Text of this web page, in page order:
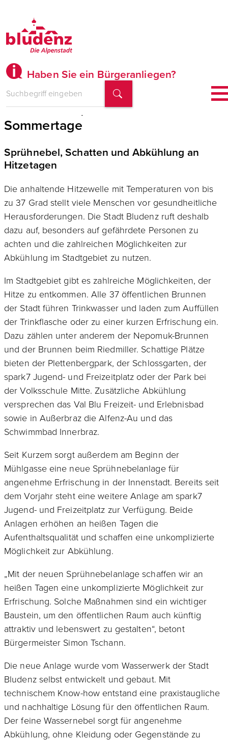
Haben Sie ein Bürgeranliegen?
Gemeinsam ‚cool‘ durch heiße
Sommertage
Sprühnebel, Schatten und Abkühlung an
Hitzetagen
Die anhaltende Hitzewelle mit Temperaturen von bis
zu 37 Grad stellt viele Menschen vor gesundheitliche
Herausforderungen. Die Stadt Bludenz ruft deshalb
dazu auf, besonders auf gefährdete Personen zu
achten und die zahlreichen Möglichkeiten zur
Abkühlung im Stadtgebiet zu nutzen.
Im Stadtgebiet gibt es zahlreiche Möglichkeiten, der
Hitze zu entkommen. Alle 37 öffentlichen Brunnen
der Stadt führen Trinkwasser und laden zum Auffüllen
der Trinkflasche oder zu einer kurzen Erfrischung ein.
Dazu zählen unter anderem der Nepomuk-Brunnen
und der Brunnen beim Riedmiller. Schattige Plätze
bieten der Plettenbergpark, der Schlossgarten, der
spark7 Jugend- und Freizeitplatz oder der Park bei
der Volksschule Mitte. Zusätzliche Abkühlung
versprechen das Val Blu Freizeit- und Erlebnisbad
sowie in Außerbraz die Alfenz-Au und das
Schwimmbad Innerbraz.
Seit Kurzem sorgt außerdem am Beginn der
Mühlgasse eine neue Sprühnebelanlage für
angenehme Erfrischung in der Innenstadt. Bereits seit
dem Vorjahr steht eine weitere Anlage am spark7
Jugend- und Freizeitplatz zur Verfügung. Beide
Anlagen erhöhen an heißen Tagen die
Aufenthaltsqualität und schaffen eine unkomplizierte
Möglichkeit zur Abkühlung.
„Mit der neuen Sprühnebelanlage schaffen wir an
heißen Tagen eine unkomplizierte Möglichkeit zur
Erfrischung. Solche Maßnahmen sind ein wichtiger
Baustein, um den öffentlichen Raum auch künftig
attraktiv und lebenswert zu gestalten“, betont
Bürgermeister Simon Tschann.
Die neue Anlage wurde vom Wasserwerk der Stadt
Bludenz selbst entwickelt und gebaut. Mit
technischem Know-how entstand eine praxistaugliche
und nachhaltige Lösung für den öffentlichen Raum.
Der feine Wassernebel sorgt für angenehme
Abkühlung, ohne Kleidung oder Gegenstände zu